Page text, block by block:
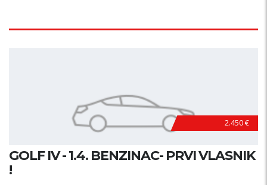
2.450 €
GOLF IV - 1.4. BENZINAC- PRVI VLASNIK
!